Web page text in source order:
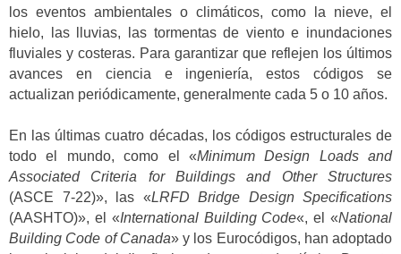
los eventos ambientales o climáticos, como la nieve, el
hielo, las lluvias, las tormentas de viento e inundaciones
fluviales y costeras. Para garantizar que reflejen los últimos
avances en ciencia e ingeniería, estos códigos se
actualizan periódicamente, generalmente cada 5 o 10 años.
En las últimas cuatro décadas, los códigos estructurales de
todo el mundo, como el «Minimum Design Loads and
Associated Criteria for Buildings and Other Structures
(ASCE 7-22)», las «LRFD Bridge Design Specifications
(AASHTO)», el «International Building Code«, el «National
Building Code of Canada» y los Eurocódigos, han adoptado